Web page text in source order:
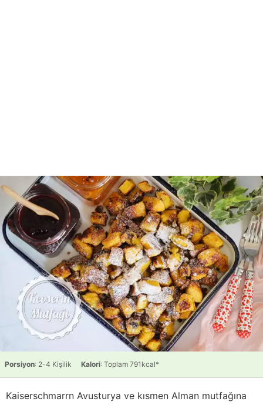
Porsiyon: 2-4 Kişilik Kalori: Toplam 791kcal*
Kaiserschmarrn Avusturya ve kısmen Alman mutfağına